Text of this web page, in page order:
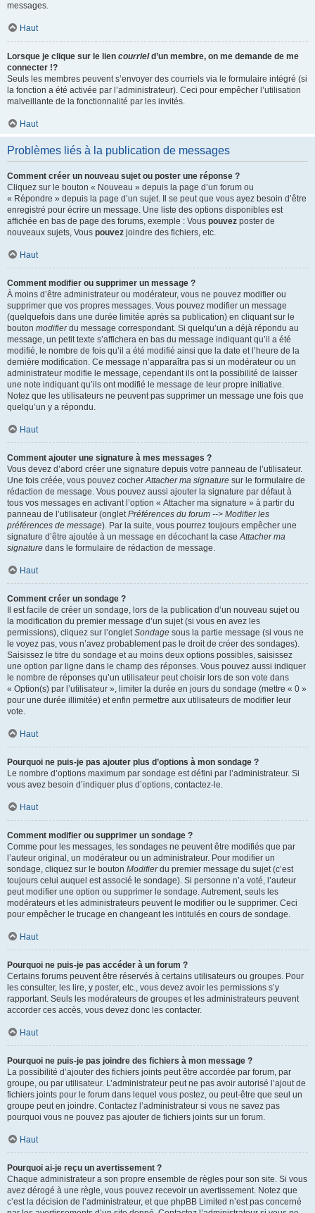
messages.
Haut
Lorsque je clique sur le lien courrield’un membre, on me demande de me
connecter !?
Seuls les membres peuvent s’envoyer des courriels via le formulaire intégré (si
la fonction a été activée par l’administrateur). Ceci pour empêcher l’utilisation
malveillante de la fonctionnalité par les invités.
Haut
Problèmes liés à la publication de messages
Comment créer un nouveau sujet ou poster une réponse ?
Cliquez sur le bouton « Nouveau » depuis la page d’un forum ou
« Répondre » depuis la page d’un sujet. Il se peut que vous ayez besoin d’être
enregistré pour écrire un message. Une liste des options disponibles est
affichée en bas de page des forums, exemple : Vous pouvez poster de
nouveaux sujets, Vous pouvez joindre des fichiers, etc.
Haut
Comment modifier ou supprimer un message ?
À moins d’être administrateur ou modérateur, vous ne pouvez modifier ou
supprimer que vos propres messages. Vous pouvez modifier un message
(quelquefois dans une durée limitée après sa publication) en cliquant sur le
bouton modifierdu message correspondant. Si quelqu’un a déjà répondu au
message, un petit texte s’affichera en bas du message indiquant qu’il a été
modifié, le nombre de fois qu’il a été modifié ainsi que la date et l’heure de la
dernière modification. Ce message n’apparaîtra pas si un modérateur ou un
administrateur modifie le message, cependant ils ont la possibilité de laisser
une note indiquant qu’ils ont modifié le message de leur propre initiative.
Notez que les utilisateurs ne peuvent pas supprimer un message une fois que
quelqu’un y a répondu.
Haut
Comment ajouter une signature à mes messages ?
Vous devez d’abord créer une signature depuis votre panneau de l’utilisateur.
Une fois créée, vous pouvez cocherAttacher ma signature sur le formulaire de
rédaction de message. Vous pouvez aussi ajouter la signature par défaut à
tous vos messages en activant l’option « Attacher ma signature » à partir du
panneau de l’utilisateur (ongletPréférences du forum --> Modifier les
préférences de message). Par la suite, vous pourrez toujours empêcher une
signature d’être ajoutée à un message en décochant la caseAttacher ma
signature dans le formulaire de rédaction de message.
Haut
Comment créer un sondage ?
Il est facile de créer un sondage, lors de la publication d’un nouveau sujet ou
la modification du premier message d’un sujet (si vous en avez les
permissions), cliquez sur l’ongletSondage sous la partie message (si vous ne
le voyez pas, vous n’avez probablement pas le droit de créer des sondages).
Saisissez le titre du sondage et au moins deux options possibles, saisissez
une option par ligne dans le champ des réponses. Vous pouvez aussi indiquer
le nombre de réponses qu’un utilisateur peut choisir lors de son vote dans
« Option(s) par l’utilisateur », limiter la durée en jours du sondage (mettre « 0 »
pour une durée illimitée) et enfin permettre aux utilisateurs de modifier leur
vote.
Haut
Pourquoi ne puis-je pas ajouter plus d’options à mon sondage ?
Le nombre d’options maximum par sondage est défini par l’administrateur. Si
vous avez besoin d’indiquer plus d’options, contactez-le.
Haut
Comment modifier ou supprimer un sondage ?
Comme pour les messages, les sondages ne peuvent être modifiés que par
l’auteur original, un modérateur ou un administrateur. Pour modifier un
sondage, cliquez sur le bouton Modifierdu premier message du sujet (c’est
toujours celui auquel est associé le sondage). Si personne n’a voté, l’auteur
peut modifier une option ou supprimer le sondage. Autrement, seuls les
modérateurs et les administrateurs peuvent le modifier ou le supprimer. Ceci
pour empêcher le trucage en changeant les intitulés en cours de sondage.
Haut
Pourquoi ne puis-je pas accéder à un forum ?
Certains forums peuvent être réservés à certains utilisateurs ou groupes. Pour
les consulter, les lire, y poster, etc., vous devez avoir les permissions s’y
rapportant. Seuls les modérateurs de groupes et les administrateurs peuvent
accorder ces accès, vous devez donc les contacter.
Haut
Pourquoi ne puis-je pas joindre des fichiers à mon message ?
La possibilité d’ajouter des fichiers joints peut être accordée par forum, par
groupe, ou par utilisateur. L’administrateur peut ne pas avoir autorisé l’ajout de
fichiers joints pour le forum dans lequel vous postez, ou peut-être que seul un
groupe peut en joindre. Contactez l’administrateur si vous ne savez pas
pourquoi vous ne pouvez pas ajouter de fichiers joints sur un forum.
Haut
Pourquoi ai-je reçu un avertissement ?
Chaque administrateur a son propre ensemble de règles pour son site. Si vous
avez dérogé à une règle, vous pouvez recevoir un avertissement. Notez que
c’est la décision de l’administrateur, et que phpBB Limited n’est pas concerné